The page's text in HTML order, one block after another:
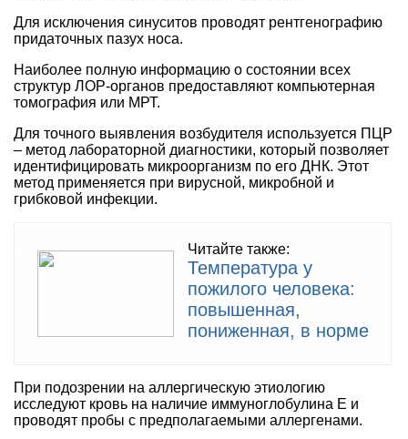
Для исключения синуситов проводят рентгенографию
придаточных пазух носа.
Наиболее полную информацию о состоянии всех
структур ЛОР-органов предоставляют компьютерная
томография или МРТ.
Для точного выявления возбудителя используется ПЦР
– метод лабораторной диагностики, который позволяет
идентифицировать микроорганизм по его ДНК. Этот
метод применяется при вирусной, микробной и
грибковой инфекции.
Читайте также:
Температура у
пожилого человека:
повышенная,
пониженная, в норме
При подозрении на аллергическую этиологию
исследуют кровь на наличие иммуноглобулина Е и
проводят пробы с предполагаемыми аллергенами.